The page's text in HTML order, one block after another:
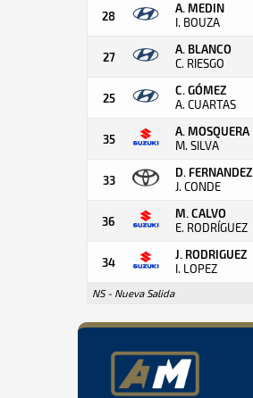
28
A. MEDIN
I. BOUZA
27
A. BLANCO
C. RIESGO
25
C. GÓMEZ
A. CUARTAS
35
A. MOSQUERA
M. SILVA
33
D. FERNANDEZ
J. CONDE
36
M. CALVO
E. RODRÍGUEZ
34
J. RODRIGUEZ
I. LOPEZ
NS - Nueva Salida